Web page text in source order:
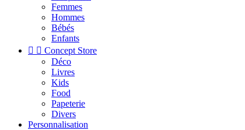
Femmes
Hommes
Bébés
Enfants
  Concept Store
Déco
Livres
Kids
Food
Papeterie
Divers
Personnalisation